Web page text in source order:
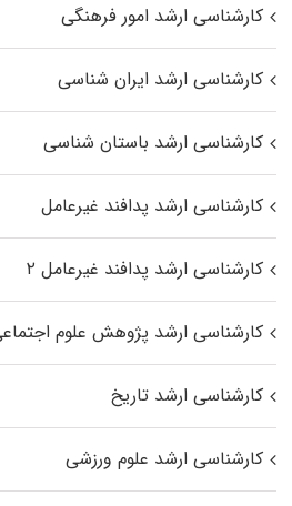
کارشناسی ارشد امور فرهنگی
کارشناسی ارشد ایران شناسی
کارشناسی ارشد باستان شناسی
کارشناسی ارشد پدافند غیرعامل
کارشناسی ارشد پدافند غیرعامل ۲
کارشناسی ارشد پژوهش علوم
کارشناسی ارشد تاریخ
کارشناسی ارشد علوم ورزشی